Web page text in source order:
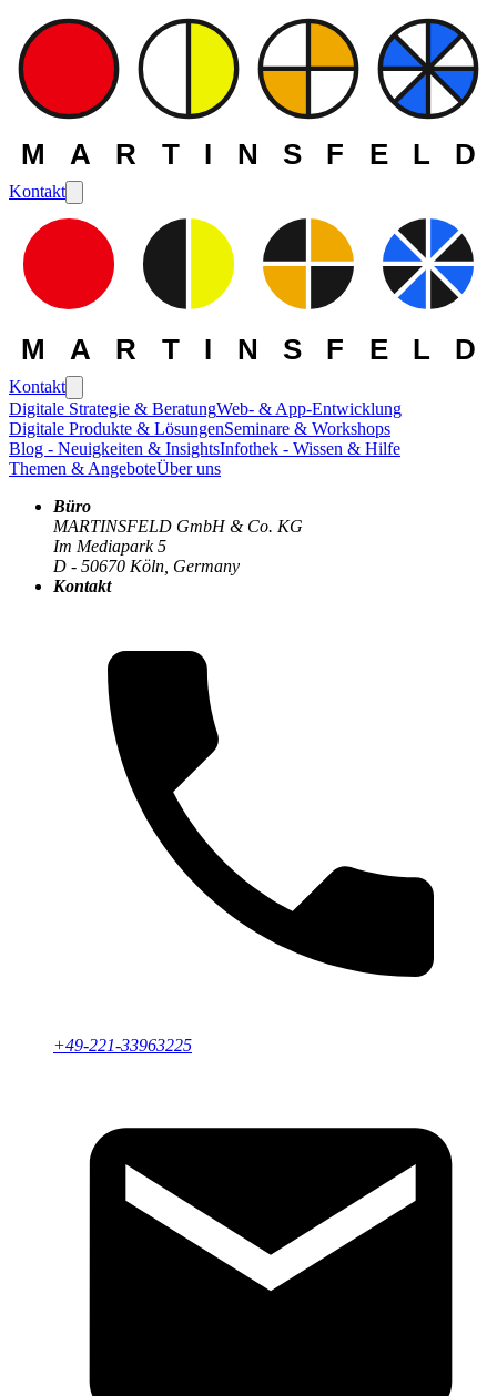
MARTINSFELD
Kontakt
MARTINSFELD
Kontakt
Digitale Strategie & BeratungWeb- & App-Entwicklung
Digitale Produkte & LösungenSeminare & Workshops
Blog - Neuigkeiten & InsightsInfothek - Wissen & Hilfe
Themen & AngeboteÜber uns
Büro
MARTINSFELD GmbH & Co. KG
Im Mediapark 5
D - 50670 Köln, Germany
Kontakt
+49-221-33963225
MARTINSFELD Software> nxtCareer